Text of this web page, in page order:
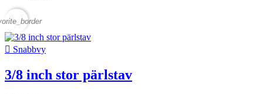
 Snabbvy
3/8 inch stor pärlstav